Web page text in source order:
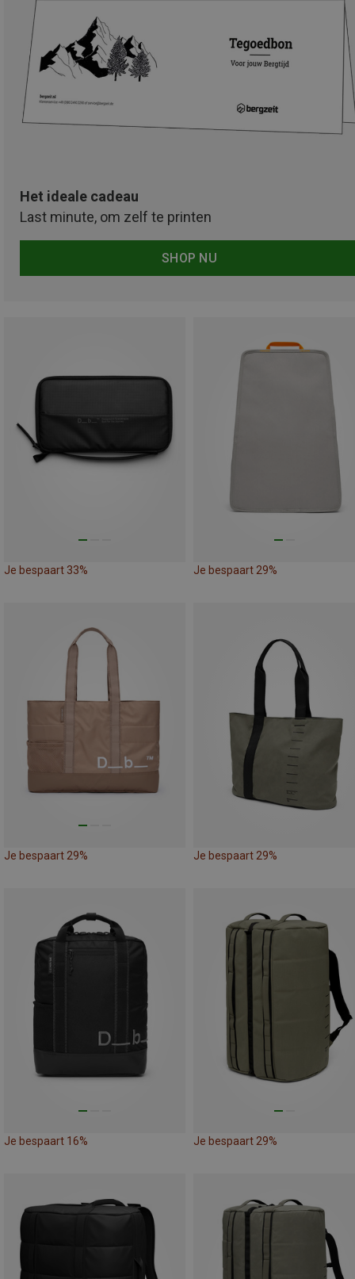
Het ideale cadeau
Last minute, om zelf te printen
SHOP NU
Je bespaart 33% Je bespaart 29%
Je bespaart 29% Je bespaart 29%
Je bespaart 16% Je bespaart 29%